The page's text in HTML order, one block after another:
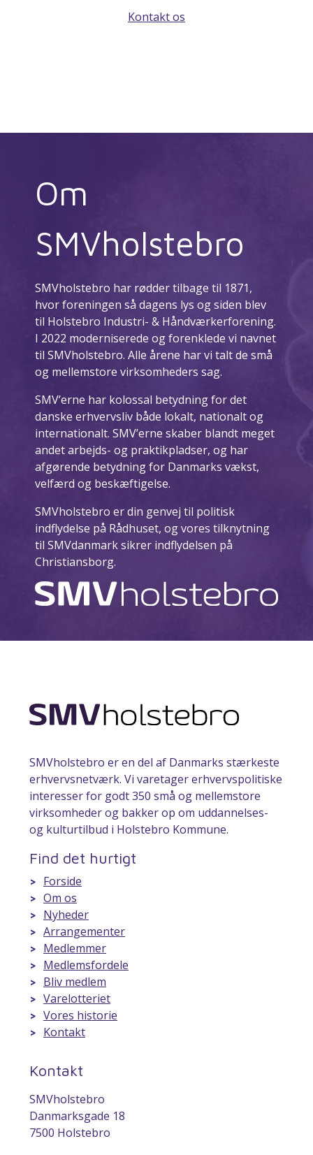
Kontakt os
Om
SMVholstebro
SMVholstebro har rødder tilbage til 1871,
hvor foreningen så dagens lys og siden blev
til Holstebro Industri- & Håndværkerforening.
I 2022 moderniserede og forenklede vi navnet
til SMVholstebro. Alle årene har vi talt de små
og mellemstore virksomheders sag.
SMV’erne har kolossal betydning for det
danske erhvervsliv både lokalt, nationalt og
internationalt. SMV’erne skaber blandt meget
andet arbejds- og praktikpladser, og har
afgørende betydning for Danmarks vækst,
velfærd og beskæftigelse.
SMVholstebro er din genvej til politisk
indflydelse på Rådhuset, og vores tilknytning
til SMVdanmark sikrer indflydelsen på
Christiansborg.
SMVholstebro er en del af Danmarks stærkeste
erhvervsnetværk. Vi varetager erhvervspolitiske
interesser for godt 350 små og mellemstore
virksomheder og bakker op om uddannelses-
og kulturtilbud i Holstebro Kommune.
Find det hurtigt
Forside
Om os
Nyheder
Arrangementer
Medlemmer
Medlemsfordele
Bliv medlem
Varelotteriet
Vores historie
Kontakt
Kontakt
SMVholstebro
Danmarksgade 18
7500 Holstebro